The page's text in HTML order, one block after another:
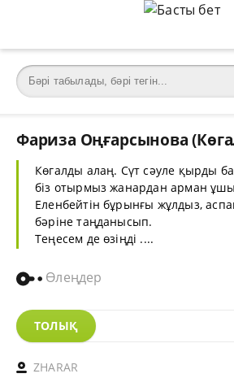
Фариза Оңғарсынова
Көгалды алаң. Сүт сәуле қырды
біз отырмыз жанардан арман
Еленбейтін бұрынғы жұлдыз,
бәріне таңданысып.
Теңесем де өзіңді ....
Өлеңдер
ТОЛЫҚ
ZHARAR